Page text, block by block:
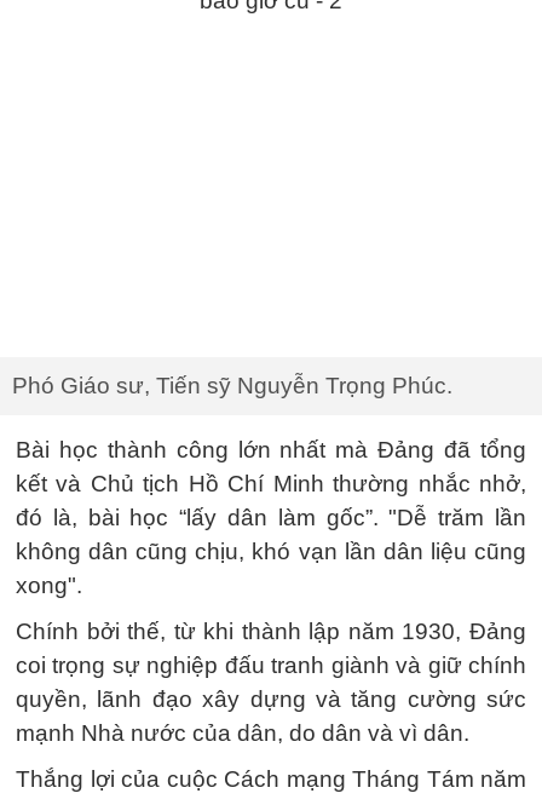
Phó Giáo sư, Tiến sỹ Nguyễn Trọng Phúc.
Bài học thành công lớn nhất mà Đảng đã tổng
kết và Chủ tịch Hồ Chí Minh thường nhắc nhở,
đó là, bài học “lấy dân làm gốc”. "Dễ trăm lần
không dân cũng chịu, khó vạn lần dân liệu cũng
xong".
Chính bởi thế, từ khi thành lập năm 1930, Đảng
coi trọng sự nghiệp đấu tranh giành và giữ chính
quyền, lãnh đạo xây dựng và tăng cường sức
mạnh Nhà nước của dân, do dân và vì dân.
Thắng lợi của cuộc Cách mạng Tháng Tám năm